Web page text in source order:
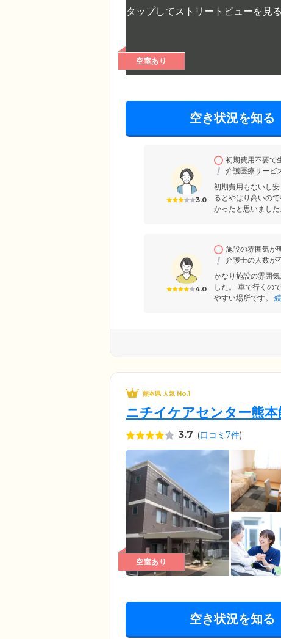
空室あり
空き状況を知る
3.0
初期費用不要で
介護医療サービ
初期費用もないし
るとやはり高いの
かったと思いました
4.0
施設の雰囲気が
介護士の人数が
かなり施設の雰囲
した。 車で行くの
やすい場所です。
熊本県 人気 No.1
ニチイケアセンター熊本
3.7 (口コミ7件)
空室あり
空き状況を知る